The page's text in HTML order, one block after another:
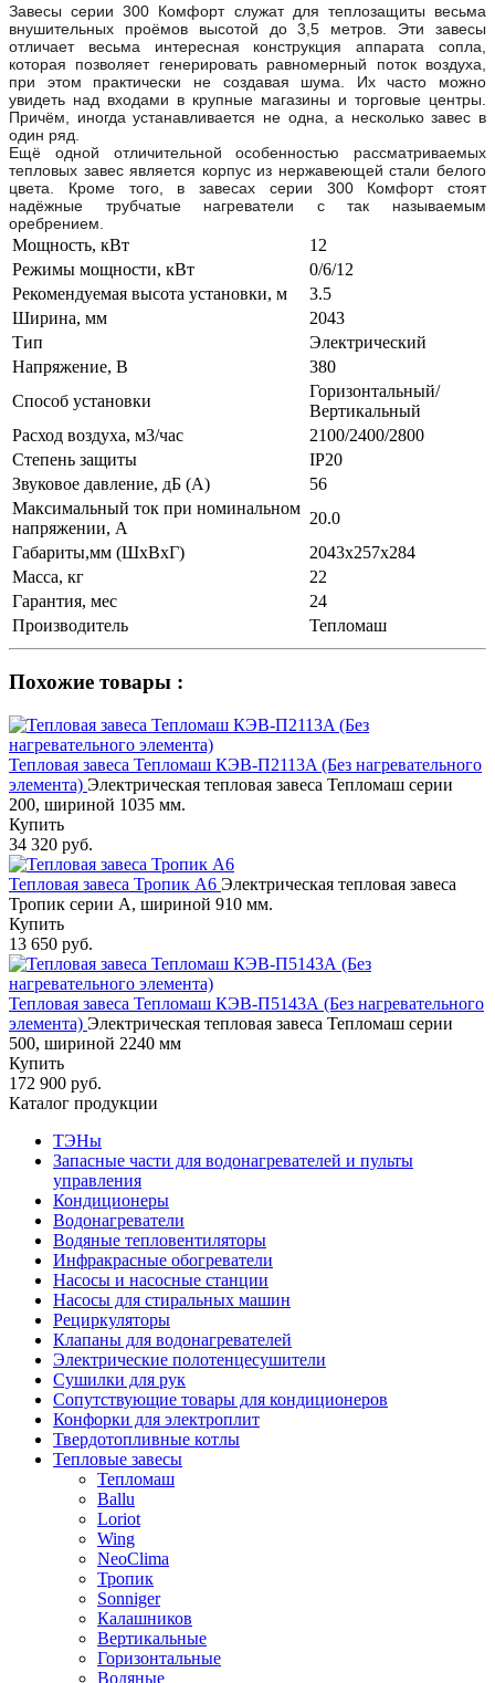
Завесы серии 300 Комфорт служат для теплозащиты весьма
внушительных проёмов высотой до 3,5 метров. Эти завесы
отличает весьма интересная конструкция аппарата сопла,
которая позволяет генерировать равномерный поток воздуха,
при этом практически не создавая шума. Их часто можно
увидеть над входами в крупные магазины и торговые центры.
Причём, иногда устанавливается не одна, а несколько завес в
один ряд.
Ещё одной отличительной особенностью рассматриваемых
тепловых завес является корпус из нержавеющей стали белого
цвета. Кроме того, в завесах серии 300 Комфорт стоят
надёжные трубчатые нагреватели с так называемым
оребрением.
Мощность, кВт
12
Режимы мощности, кВт
0/6/12
Рекомендуемая высота установки, м
3.5
Ширина, мм
2043
Тип
Электрический
Напряжение, В
380
Способ установки
Горизонтальный/
Вертикальный
Расход воздуха, м3/час
2100/2400/2800
Степень защиты
IP20
Звуковое давление, дБ (A)
56
Максимальный ток при номинальном
напряжении, А
20.0
Габариты,мм (ШхВхГ)
2043х257х284
Масса, кг
22
Гарантия, мес
24
Производитель
Тепломаш
Похожие товары :
Тепловая завеса Тепломаш КЭВ-П2113A (Без нагревательного
элемента) Электрическая тепловая завеса Тепломаш серии
200, шириной 1035 мм.
Купить
34 320 руб.
Тепловая завеса Тропик А6 Электрическая тепловая завеса
Тропик серии А, шириной 910 мм.
Купить
13 650 руб.
Тепловая завеса Тепломаш КЭВ-П5143А (Без нагревательного
элемента) Электрическая тепловая завеса Тепломаш серии
500, шириной 2240 мм
Купить
172 900 руб.
Каталог продукции
ТЭНы
Запасные части для водонагревателей и пульты
управления
Кондиционеры
Водонагреватели
Водяные тепловентиляторы
Инфракрасные обогреватели
Насосы и насосные станции
Насосы для стиральных машин
Рециркуляторы
Клапаны для водонагревателей
Электрические полотенцесушители
Сушилки для рук
Сопутствующие товары для кондиционеров
Конфорки для электроплит
Твердотопливные котлы
Тепловые завесы
Тепломаш
Ballu
Loriot
Wing
NeoClima
Тропик
Sonniger
Калашников
Вертикальные
Горизонтальные
Водяные